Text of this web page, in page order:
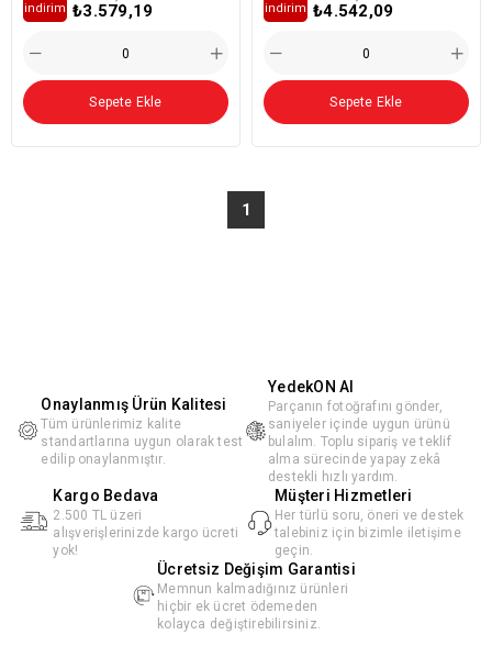
₺3.579,19
i̇ndirim
Sepete Ekle
₺4.542,09
i̇ndirim
Sepete Ekle
1
Onaylanmış Ürün Kalitesi
Tüm ürünlerimiz kalite
standartlarına uygun olarak test
edilip onaylanmıştır.
YedekON AI
Parçanın fotoğrafını gönder,
saniyeler içinde uygun ürünü
bulalım. Toplu sipariş ve teklif
alma sürecinde yapay zekâ
destekli hızlı yardım.
Kargo Bedava
2.500 TL üzeri
alışverişlerinizde kargo ücreti
yok!
Müşteri Hizmetleri
Her türlü soru, öneri ve destek
talebiniz için bizimle iletişime
geçin.
Ücretsiz Değişim Garantisi
Memnun kalmadığınız ürünleri
hiçbir ek ücret ödemeden
kolayca değiştirebilirsiniz.